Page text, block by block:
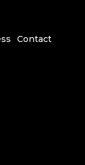
Contact